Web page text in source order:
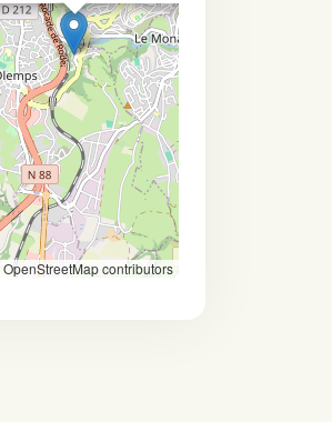
contributors